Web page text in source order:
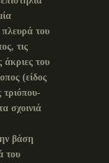
του
τις
άκριες του
(είδος
τριόπου-
σχοινιά
βάση
του